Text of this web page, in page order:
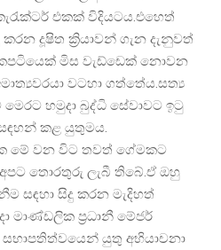
එකක් විදියටය.එහෙත්
දූෂිත ක්‍රියාවන් ගැන දැනුවත්
මිස වැඩ්ඩෙක් නොවන
වටහා ගත්තේය.සත්‍ය
හමුදා බුද්ධි සේවාවට ඉටු
කළ යුතුමය.
මේ වන විට තවත් ගේමකට
තොරතුරු ලැබී තිබේ.ඒ ඔහු
සඳහා සිදු කරන මැදිහත්
මාණ්ඩලික ප්‍රධානී මේජර්
යුතු අභියාචනා